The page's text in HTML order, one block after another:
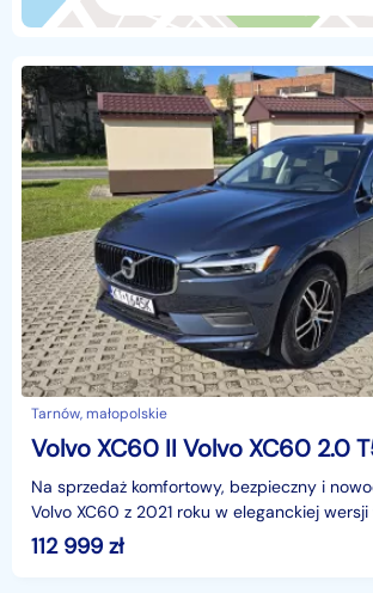
Tarnów, małopolskie
Na sprzedaż komfortowy, bezpieczny i
Volvo XC60 z 2021 roku w eleganckiej
Momentum. Samochód napędzany jest
112 999 zł